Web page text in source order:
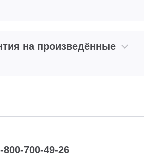
на произведённые
800-700-49-26